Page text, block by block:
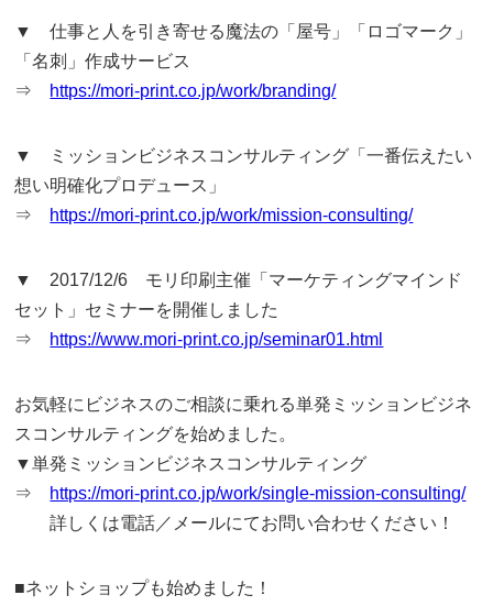
▼ 仕事と人を引き寄せる魔法の「屋号」「ロゴマーク」
「名刺」作成サービス
⇒ https://mori-print.co.jp/work/branding/
▼ ミッションビジネスコンサルティング「一番伝えたい
想い明確化プロデュース」
⇒ https://mori-print.co.jp/work/mission-consulting/
▼ 2017/12/6 モリ印刷主催「マーケティングマインド
セット」セミナーを開催しました
⇒ https://www.mori-print.co.jp/seminar01.html
お気軽にビジネスのご相談に乗れる単発ミッションビジネ
スコンサルティングを始めました。
▼単発ミッションビジネスコンサルティング
⇒ https://mori-print.co.jp/work/single-mission-consulting/
詳しくは電話／メールにてお問い合わせください！
■ネットショップも始めました！